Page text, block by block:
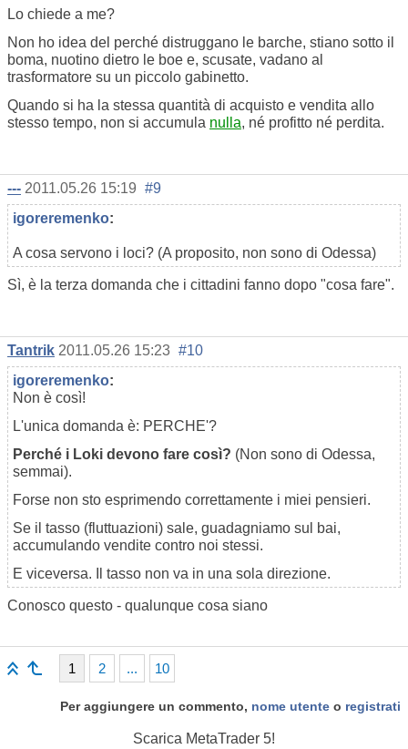
Lo chiede a me?
Non ho idea del perché distruggano le barche, stiano sotto il
boma, nuotino dietro le boe e, scusate, vadano al
trasformatore su un piccolo gabinetto.
Quando si ha la stessa quantità di acquisto e vendita allo
stesso tempo, non si accumula nulla, né profitto né perdita.
--- 2011.05.26 15:19 #9
igoreremenko:
A cosa servono i loci? (A proposito, non sono di Odessa)
Sì, è la terza domanda che i cittadini fanno dopo "cosa fare".
Tantrik 2011.05.26 15:23 #10
igoreremenko:
Non è così!
L'unica domanda è: PERCHE'?
Perché i Loki devono fare così? (Non sono di Odessa,
semmai).
Forse non sto esprimendo correttamente i miei pensieri.
Se il tasso (fluttuazioni) sale, guadagniamo sul bai,
accumulando vendite contro noi stessi.
E viceversa. Il tasso non va in una sola direzione.
Conosco questo - qualunque cosa siano
1 2 ... 10
Per aggiungere un commento, nome utente o registrati
Scarica MetaTrader 5!